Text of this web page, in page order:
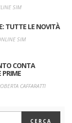
SIM
TUTTE LE NOVITÀ
SIM
CONTA
PRIME
CAFFARATTI